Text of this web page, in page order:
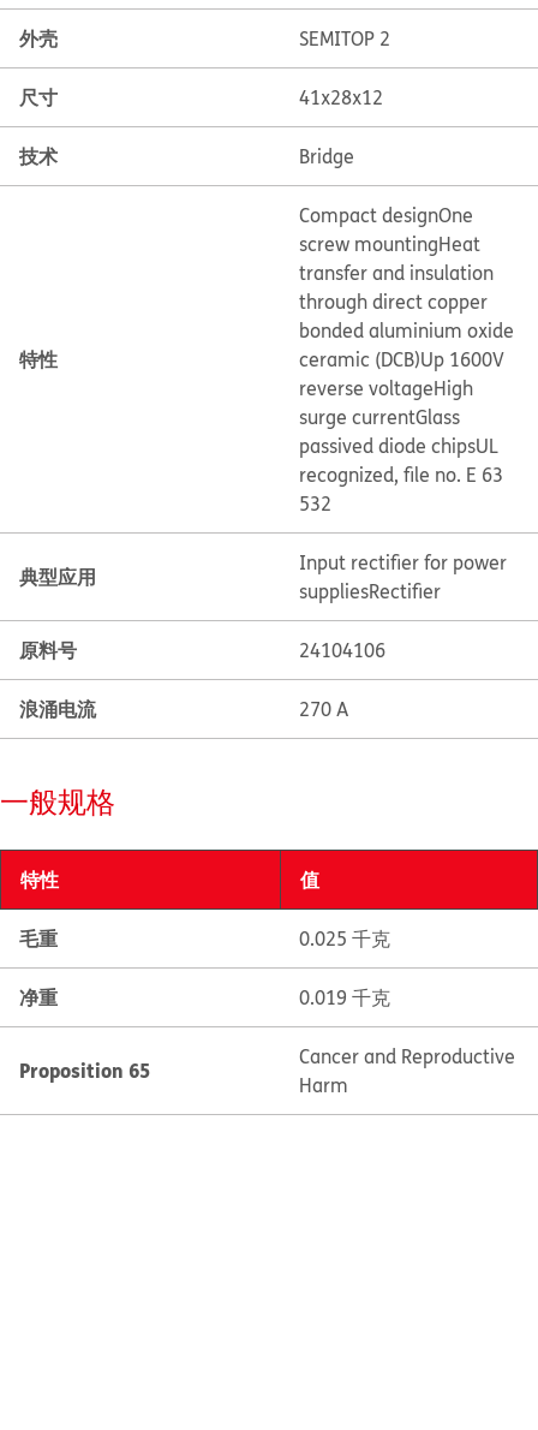
外壳 SEMITOP 2
尺寸 41x28x12
技术 Bridge
特性
Compact designOne
screw mountingHeat
transfer and insulation
through direct copper
bonded aluminium oxide
ceramic (DCB)Up 1600V
reverse voltageHigh
surge currentGlass
passived diode chipsUL
recognized, file no. E 63
532
典型应用
Input rectifier for power
suppliesRectifier
原料号 24104106
浪涌电流 270 A
一般规格
特性 值
毛重 0.025 千克
净重 0.019 千克
Proposition 65
Cancer and Reproductive
Harm